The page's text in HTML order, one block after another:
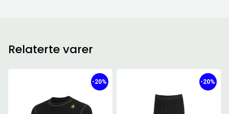
Relaterte varer
-20% -20%